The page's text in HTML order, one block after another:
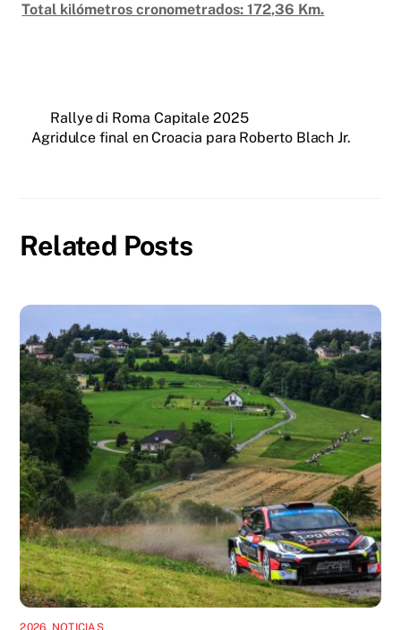
Total kilómetros cronometrados: 172,36 Km.
Rallye di Roma Capitale 2025
Agridulce final en Croacia para Roberto Blach Jr.
Related Posts
2026, NOTICIAS